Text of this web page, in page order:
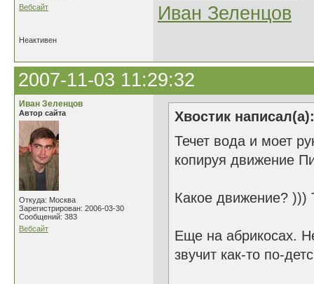
Вебсайт
Иван Зеленцов
Неактивен
2007-11-03 11:29:32
Иван Зеленцов
Автор сайта
Откуда: Москва
Зарегистрирован: 2006-03-30
Сообщений: 383
Вебсайт
Хвостик написал(а):
Течет вода и моет
копируя движение
Какое движение? )))
Еще на абрикосах.
звучит как-то по-